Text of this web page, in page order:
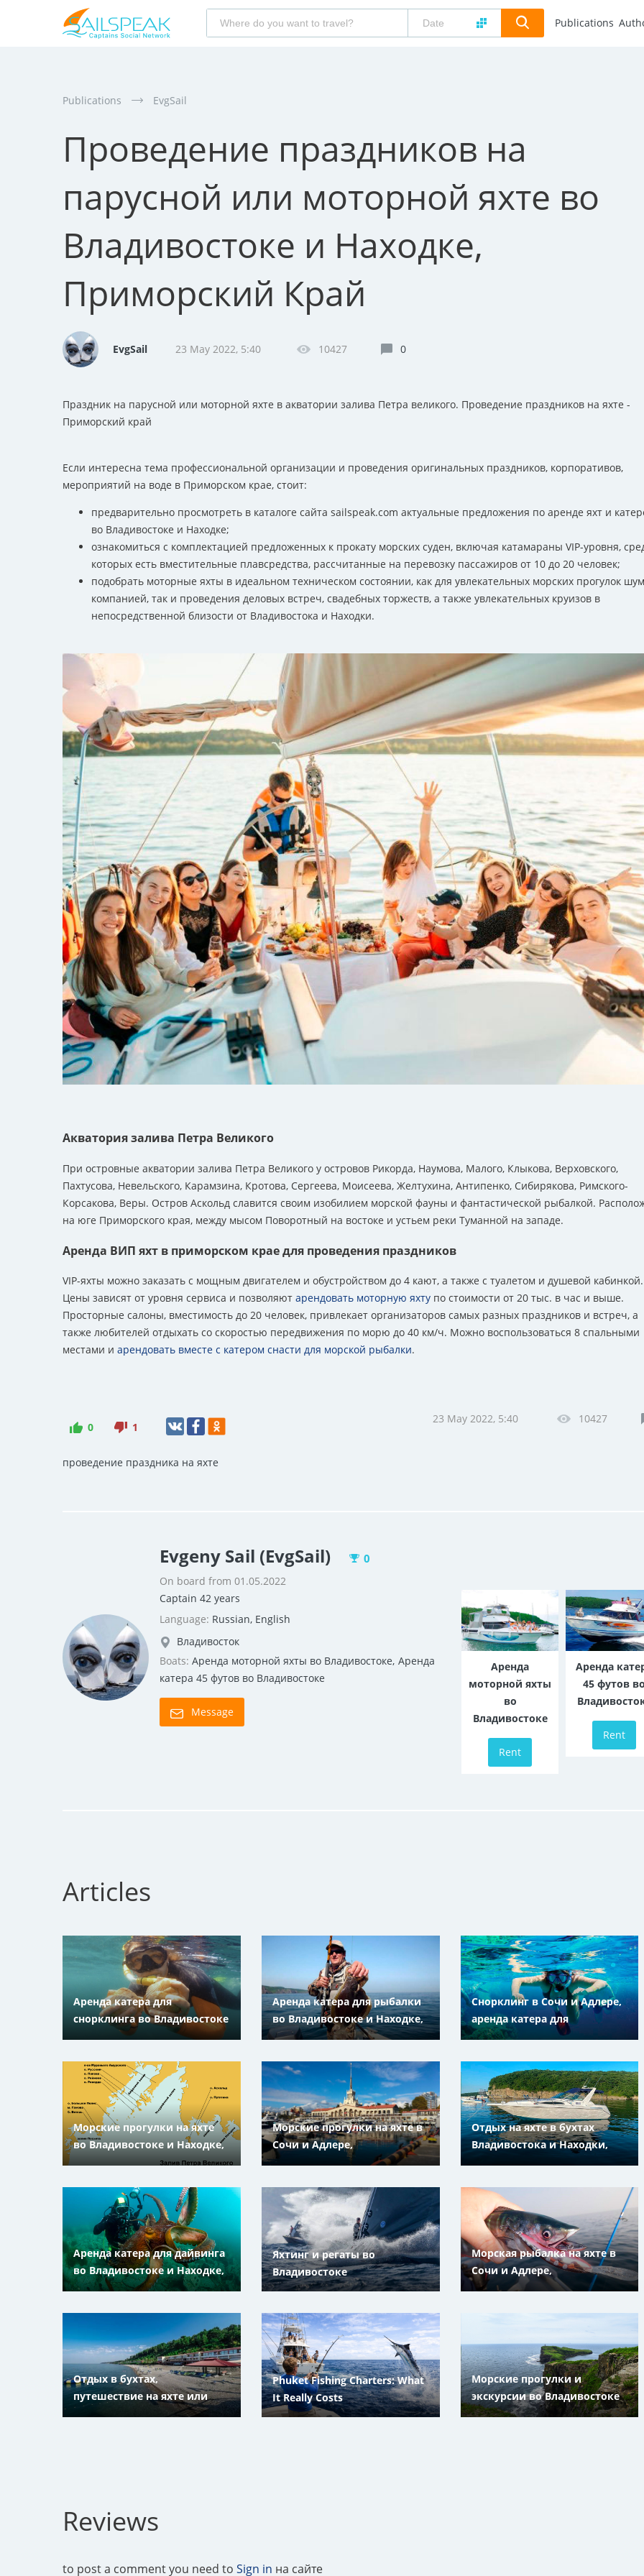
Publications
Publications EvgSail
Проведение праздников на
парусной или моторной яхте во
Владивостоке и Находке,
Приморский Край
EvgSail 23 May 2022, 5:40 10427 0
Праздник на парусной или моторной яхте в акватории залива Петра великого. Проведение праздников на яхте -
Приморский край
Если интересна тема профессиональной организации и проведения оригинальных праздников, корпоративов,
мероприятий на воде в Приморском крае, стоит:
предварительно просмотреть в каталоге сайта sailspeak.com актуальные предложения по аренде яхт и
во Владивостоке и Находке;
ознакомиться с комплектацией предложенных к прокату морских суден, включая катамараны VIP-уровня,
которых есть вместительные плавсредства, рассчитанные на перевозку пассажиров от 10 до 20 человек;
подобрать моторные яхты в идеальном техническом состоянии, как для увлекательных морских прогулок
компанией, так и проведения деловых встреч, свадебных торжеств, а также увлекательных круизов в
непосредственной близости от Владивостока и Находки.
Акватория залива Петра Великого
При островные акватории залива Петра Великого у островов Рикорда, Наумова, Малого, Клыкова, Верховского,
Пахтусова, Невельского, Карамзина, Кротова, Сергеева, Моисеева, Желтухина, Антипенко, Сибирякова, Римского-
Корсакова, Веры. Остров Аскольд славится своим изобилием морской фауны и фантастической рыбалкой.
на юге Приморского края, между мысом Поворотный на востоке и устьем реки Туманной на западе.
Аренда ВИП яхт в приморском крае для проведения праздников
VIP-яхты можно заказать с мощным двигателем и обустройством до 4 кают, а также с туалетом и душевой кабинкой.
Цены зависят от уровня сервиса и позволяют арендовать моторную яхту по стоимости от 20 тыс. в час и выше.
Просторные салоны, вместимость до 20 человек, привлекает организаторов самых разных праздников и встреч, а
также любителей отдыхать со скоростью передвижения по морю до 40 км/ч. Можно воспользоваться 8 спальными
местами и арендовать вместе с катером снасти для морской рыбалки.
0 1
проведение праздника на яхте
23 May 2022, 5:40 10427
Evgeny Sail (EvgSail) 0
On board from 01.05.2022
Captain 42 years
Language: Russian, English
Владивосток
Boats: Аренда моторной яхты во Владивостоке, Аренда
катера 45 футов во Владивостоке
Message
Аренда
моторной яхты
во
Владивостоке
Rent
Аренда
45 футов
Rent
Articles
Аренда катера для
снорклинга во Владивостоке
и Находке, Приморский
Аренда катера для рыбалки
во Владивостоке и Находке,
Приморский Край
Снорклинг в Сочи и Адлере,
аренда катера для
подводного плавания с
Морские прогулки на яхте
во Владивостоке и Находке,
Приморский Край
Морские прогулки на яхте в
Сочи и Адлере,
Краснодарский край
Отдых на яхте в бухтах
Владивостока и Находки,
Аренда катера для дайвинга
во Владивостоке и Находке,
Приморский Край
Яхтинг и регаты во
Владивостоке
Морская рыбалка на яхте в
Сочи и Адлере,
Краснодарский край
Отдых в бухтах,
путешествие на яхте или
катере в Сочи и Адлере,
Phuket Fishing Charters: What
It Really Costs
Морские прогулки и
экскурсии во Владивостоке
и Находке
Reviews
to post a comment you need to Sign in на сайте